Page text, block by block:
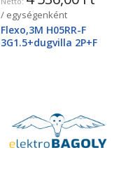
/ egységenként
Flexo,3M H05RR-F
3G1.5+dugvilla 2P+F